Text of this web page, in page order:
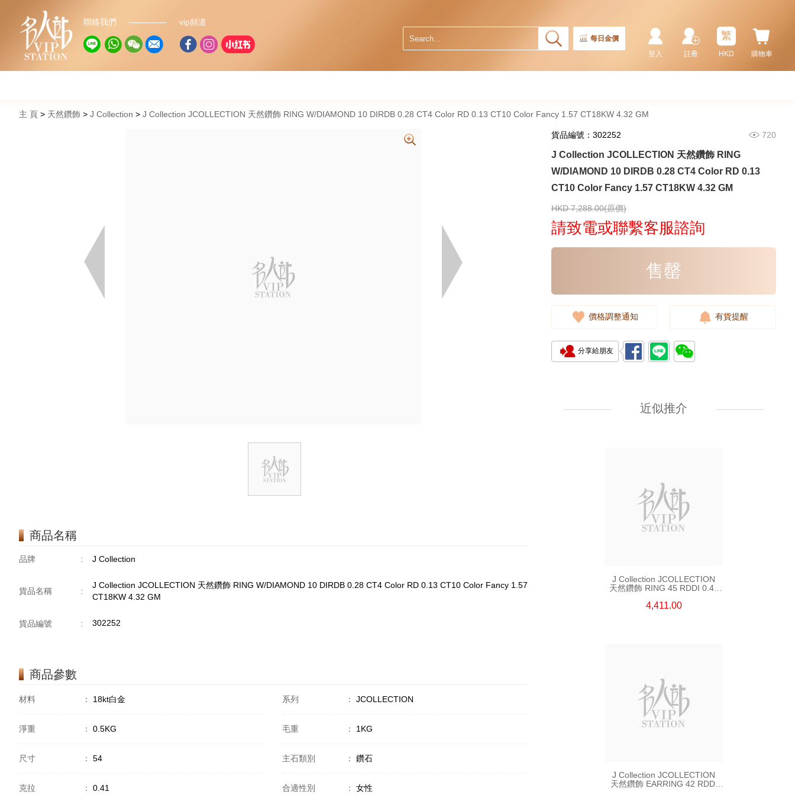
聯絡我們 vip頻道
每日金價
購物車
繁
HKD
註冊
登入
主 頁 天然鑽飾 J Collection J Collection JCOLLECTION 天然鑽飾 RING W/DIAMOND 10 DIRDB 0.28 CT4 Color RD 0.13 CT10 Color Fancy 1.57 CT18KW 4.32 GM
商品名稱
品牌 : J Collection
貨品名稱 :
J Collection JCOLLECTION 天然鑽飾 RING W/DIAMOND 10 DIRDB 0.28 CT4 Color RD 0.13 CT10 Color Fancy 1.57
CT18KW 4.32 GM
貨品編號 : 302252
商品參數
材料 ： 18kt白金 系列 ： JCOLLECTION
淨重 ： 0.5KG 毛重 ： 1KG
尺寸 ： 54 主石類別 ： 鑽石
克拉 ： 0.41 合適性別 ： 女性
貨品編號：302252 720
J Collection JCOLLECTION 天然鑽飾 RING
W/DIAMOND 10 DIRDB 0.28 CT4 Color RD 0.13
CT10 Color Fancy 1.57 CT18KW 4.32 GM
HKD 7,288.00(原價)
請致電或聯繫客服諮詢
售罄
價格調整通知 有貨提醒
分享給朋友
近似推介
0.21 GM (0.1CT)
J Collection JCOLLECTION
RDDI 0.32 CT18KR 2.14 GM
18KW 4.50 GM (Head 6.5mm)
3,764.00
J Collection JCOLLECTION
天然鑽飾 RING 45 RDDI 0.48
4,411.00
J Collection JCOLLECTION
天然鑽飾 EARRING 42 RDDI